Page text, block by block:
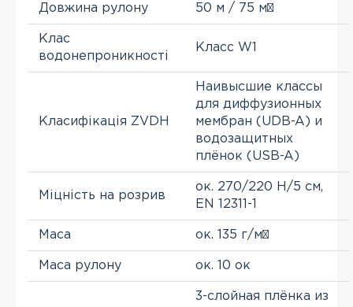
Довжина рулону 50 м / 75 м²
Клас
водонепроникності
Класс W1
Класифікація ZVDH
Наивысшие классы
для диффузионных
мембран (UDB-A) и
водозащитных
плёнок (USB-A)
Міцність на розрив
ок. 270/220 Н/5 см,
EN 12311-1
Маса ок. 135 г/м²
Маса рулону ок. 10 ок
3-слойная плёнка из